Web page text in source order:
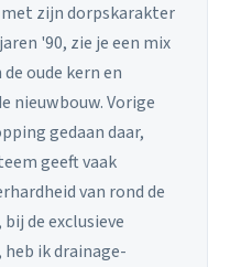
zijn dorpskarakter
'90, zie je een mix
oude kern en
nieuwbouw. Vorige
gedaan daar,
geeft vaak
van rond de
bij de exclusieve
ik drainage-